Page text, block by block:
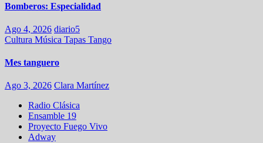
Bomberos: Especialidad
Ago 4, 2026 diario5
Cultura Música Tapas Tango
Mes tanguero
Ago 3, 2026 Clara Martínez
Radio Clásica
Ensamble 19
Proyecto Fuego Vivo
Adway